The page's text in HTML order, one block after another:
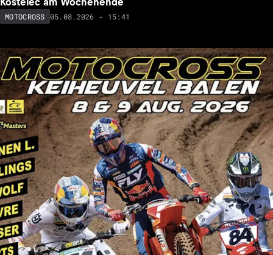
MOTOCROSS 05.08.2026 - 15:41